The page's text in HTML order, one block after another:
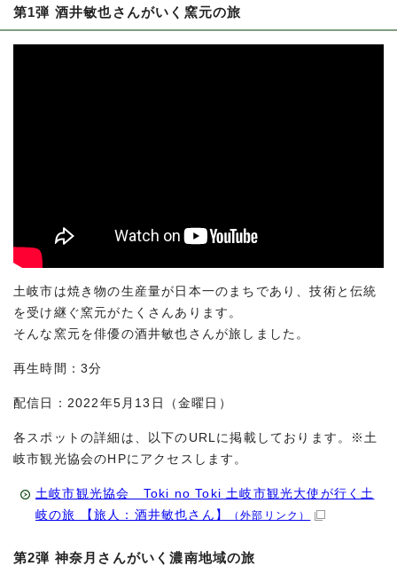
第1弾 酒井敏也さんがいく窯元の旅
土岐市は焼き物の生産量が日本一のまちであり、技術と伝統
を受け継ぐ窯元がたくさんあります。
そんな窯元を俳優の酒井敏也さんが旅しました。
再生時間：3分
配信日：2022年5月13日（金曜日）
各スポットの詳細は、以下のURLに掲載しております。※土
岐市観光協会のHPにアクセスします。
土岐市観光協会 Toki no Toki 土岐市観光大使が行く土
岐の旅 【旅人：酒井敏也さん】
（外部リンク）
第2弾 神奈月さんがいく濃南地域の旅